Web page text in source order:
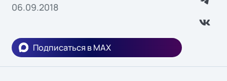
06.09.2018
Подписаться в MAX